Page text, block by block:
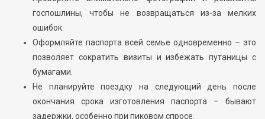
госпошлины, чтобы не возвращаться из-за мелких
ошибок.
Оформляйте паспорта всей семье одновременно – это
позволяет сократить визиты и избежать путаницы с
бумагами.
Не планируйте поездку на следующий день после
окончания срока изготовления паспорта – бывают
задержки, особенно при пиковом спросе.